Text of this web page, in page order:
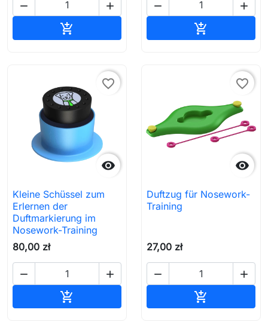
 

 


favorite_border
Kleine Schüssel zum
Erlernen der
Duftmarkierung im
Nosework-Training
80,00 zł
 


favorite_border
Duftzug für Nosework-
Training
27,00 zł
 
